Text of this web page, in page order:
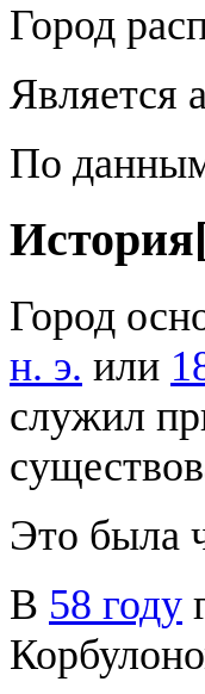
Город
Является
По
История
Город
н. э. или
служил
Это была
В 58 году